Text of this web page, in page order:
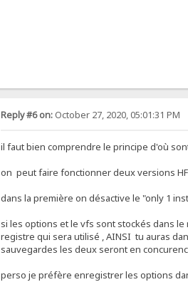
Reply #6 on:October 27, 2020, 05:01:31 PM
il faut bien comprendre le principe d'où
on peut faire fonctionner deux versions
dans la première on désactive le "only 1
si les options et le vfs sont stockés dans
registre qui sera utilisé , AINSI tu auras
sauvegardes les deux seront en
perso je préfère enregistrer les options